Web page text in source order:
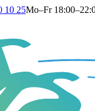
10 25Mo–Fr